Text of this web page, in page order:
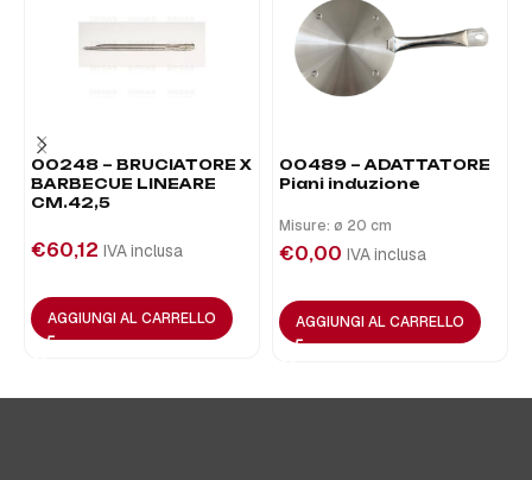
00248 – BRUCIATORE X
BARBECUE LINEARE
CM.42,5
€60,12 IVA inclusa
AGGIUNGI AL CARRELLO
00489 – ADATTATORE
Piani induzione
Misure: ø 20 cm
€0,00 IVA inclusa
AGGIUNGI AL CARRELLO